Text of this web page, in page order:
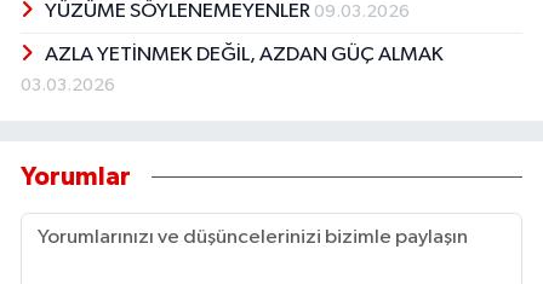
YÜZÜME SÖYLENEMEYENLER 09.03.2026
AZLA YETİNMEK DEĞİL, AZDAN GÜÇ ALMAK
03.03.2026
Yorumlar